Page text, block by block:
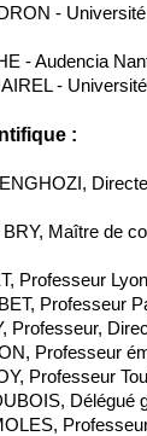
-
- Audencia
-
:
Maître de
Professeur
Professeur
Professeur,
Professeur
Professeur
Délégué